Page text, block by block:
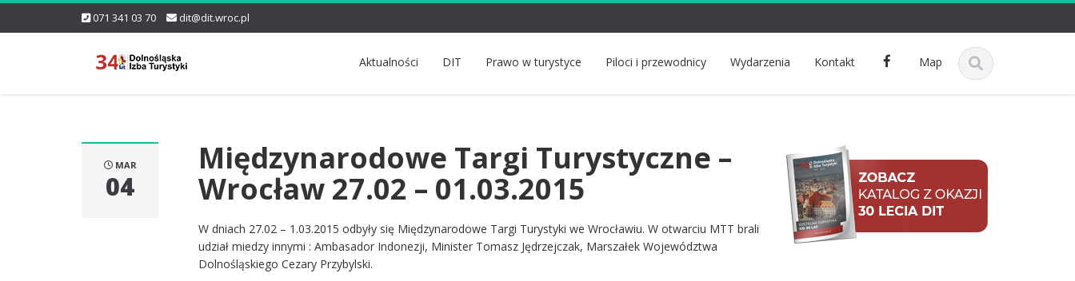
071 341 03 70 dit@dit.wroc.pl
Aktualności DIT Prawo w turystyce Piloci i przewodnicy Wydarzenia Kontakt
k
Map
MAR
04
Międzynarodowe Targi Turystyczne –
Wrocław 27.02 – 01.03.2015
W dniach 27.02 – 1.03.2015 odbyły się Międzynarodowe Targi Turystyki we Wrocławiu. W otwarciu MTT brali
udział miedzy innymi : Ambasador Indonezji, Minister Tomasz Jędrzejczak, Marszałek Województwa
Dolnośląskiego Cezary Przybylski.